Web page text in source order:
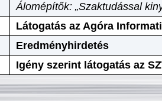
Álomépítők: „Szaktudással
Látogatás az Agóra
Eredményhirdetés
Igény szerint látogatás az